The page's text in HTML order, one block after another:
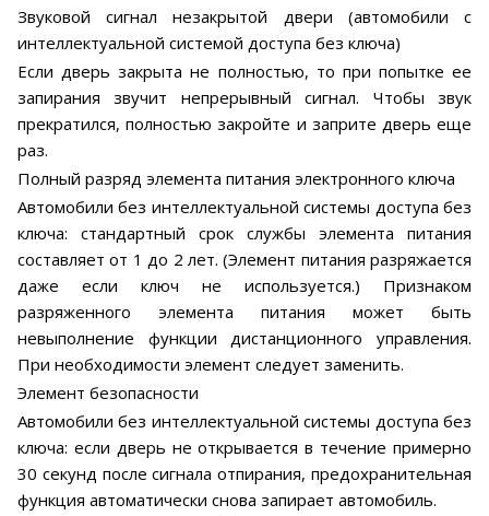
Звуковой сигнал незакрытой двери (автомобили с
интеллектуальной системой доступа без ключа)
Если дверь закрыта не полностью, то при попытке ее
запирания звучит непрерывный сигнал. Чтобы звук
прекратился, полностью закройте и заприте дверь еще
раз.
Полный разряд элемента питания электронного ключа
Автомобили без интеллектуальной системы доступа без
ключа: стандартный срок службы элемента питания
составляет от 1 до 2 лет. (Элемент питания разряжается
даже если ключ не используется.) Признаком
разряженного элемента питания может быть
невыполнение функции дистанционного управления.
При необходимости элемент следует заменить.
Элемент безопасности
Автомобили без интеллектуальной системы доступа без
ключа: если дверь не открывается в течение примерно
30 секунд после сигнала отпирания, предохранительная
функция автоматически снова запирает автомобиль.